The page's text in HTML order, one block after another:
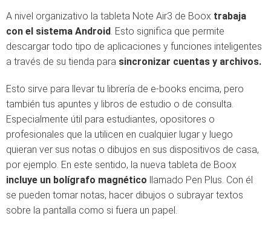
A nivel organizativo la tableta Note Air3 de Boox trabaja
con el sistema Android. Esto significa que permite
descargar todo tipo de aplicaciones y funciones inteligentes
a través de su tienda para sincronizar cuentas y archivos.
Esto sirve para llevar tu librería de e-books encima, pero
también tus apuntes y libros de estudio o de consulta.
Especialmente útil para estudiantes, opositores o
profesionales que la utilicen en cualquier lugar y luego
quieran ver sus notas o dibujos en sus dispositivos de casa,
por ejemplo. En este sentido, la nueva tableta de Boox
incluye un bolígrafo magnético llamado Pen Plus. Con él
se pueden tomar notas, hacer dibujos o subrayar textos
sobre la pantalla como si fuera un papel.